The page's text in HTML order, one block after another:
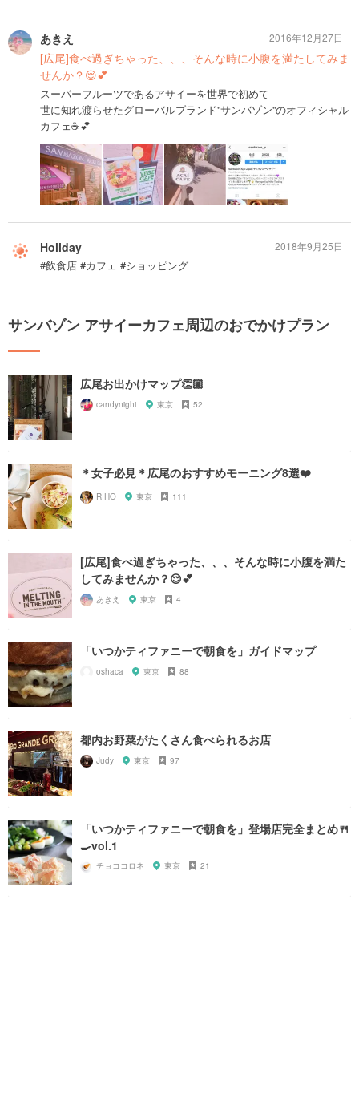
あきえ
[広尾]食べ過ぎちゃった、、、そんな時に小腹を満たしてみま
せんか？😌💕
スーパーフルーツであるアサイーを世界で初めて
世に知れ渡らせたグローバルブランド''サンバゾン''のオフィシャル
カフェ☕️💕
2016年12月27日
Holiday
#飲食店 #カフェ #ショッピング
2018年9月25日
サンバゾン アサイーカフェ周辺のおでかけプラン
広尾お出かけマップ👏🏼
candynight 東京 52
＊女子必見＊広尾のおすすめモーニング8選❤️
RIHO 東京 111
[広尾]食べ過ぎちゃった、、、そんな時に小腹を満た
してみませんか？😌💕
あきえ 東京 4
「いつかティファニーで朝食を」ガイドマップ
oshaca 東京 88
都内お野菜がたくさん食べられるお店
Judy 東京 97
「いつかティファニーで朝食を」登場店完全まとめ🍴
🍳vol.1
チョココロネ 東京 21